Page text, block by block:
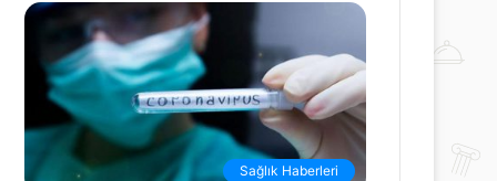
Sağlık Haberleri